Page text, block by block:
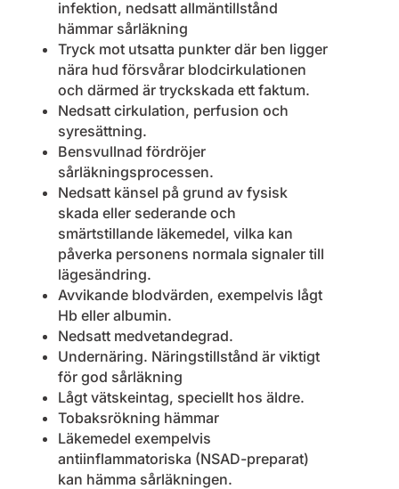
infektion, nedsatt allmäntillstånd
hämmar sårläkning
Tryck mot utsatta punkter där ben ligger
nära hud försvårar blodcirkulationen
och därmed är tryckskada ett faktum.
Nedsatt cirkulation, perfusion och
syresättning.
Bensvullnad fördröjer
sårläkningsprocessen.
Nedsatt känsel på grund av fysisk
skada eller sederande och
smärtstillande läkemedel, vilka kan
påverka personens normala signaler till
lägesändring.
Avvikande blodvärden, exempelvis lågt
Hb eller albumin.
Nedsatt medvetandegrad.
Undernäring. Näringstillstånd är viktigt
för god sårläkning
Lågt vätskeintag, speciellt hos äldre.
Tobaksrökning hämmar
Läkemedel exempelvis
antiinflammatoriska (NSAD-preparat)
kan hämma sårläkningen.